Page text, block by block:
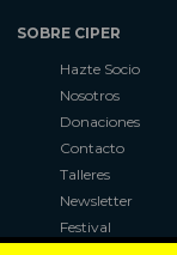
SOBRE CIPER
Hazte Socio
Nosotros
Donaciones
Contacto
Talleres
Newsletter
Festival